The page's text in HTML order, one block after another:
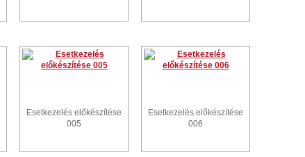
Esetkezelés előkészítése
005
Esetkezelés előkészítése
006